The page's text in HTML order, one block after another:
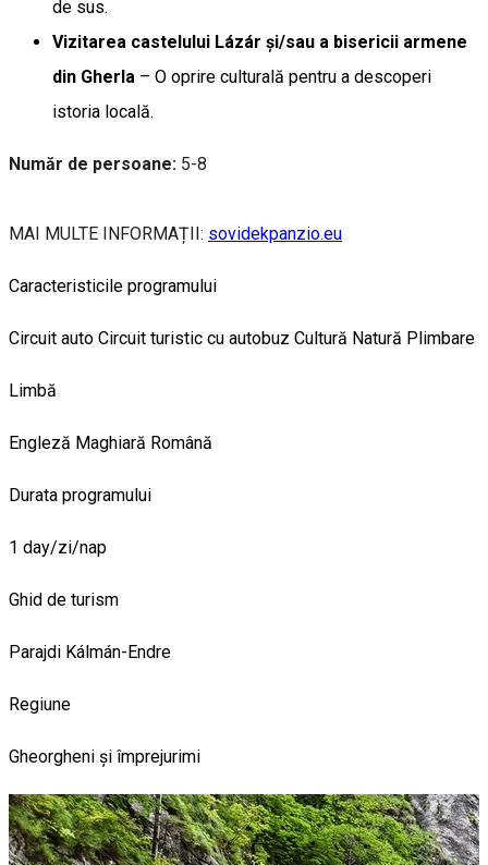
de sus.
Vizitarea castelului Lázár și/sau a bisericii armene
din Gherla – O oprire culturală pentru a descoperi
istoria locală.
Număr de persoane: 5-8
MAI MULTE INFORMAȚII: sovidekpanzio.eu
Caracteristicile programului
Circuit auto Circuit turistic cu autobuz Cultură Natură Plimbare
Limbă
Engleză Maghiară Română
Durata programului
1 day/zi/nap
Ghid de turism
Parajdi Kálmán-Endre
Regiune
Gheorgheni și împrejurimi